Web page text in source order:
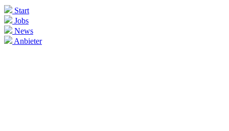
Start
Jobs
News
Anbieter